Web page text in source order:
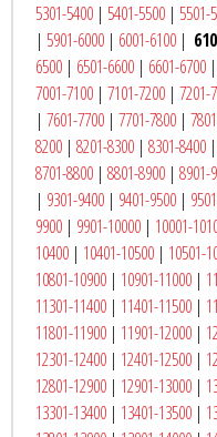
5301-5400 | 5401-5500 | 5501-
| 5901-6000 | 6001-6100 |
6500 | 6501-6600 | 6601-6700 |
7001-7100 | 7101-7200 | 7201-
| 7601-7700 | 7701-7800 |
8200 | 8201-8300 | 8301-8400 |
8701-8800 | 8801-8900 | 8901-
| 9301-9400 | 9401-9500 |
9900 | 9901-10000 | 10001-
10400 | 10401-10500 | 10501-
10801-10900 | 10901-11000 |
11301-11400 | 11401-11500 |
11801-11900 | 11901-12000 |
12301-12400 | 12401-12500 |
12801-12900 | 12901-13000 |
13301-13400 | 13401-13500 |